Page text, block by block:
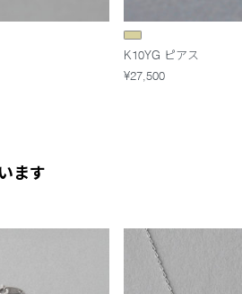
K10YG ピアス
¥27,500
ます